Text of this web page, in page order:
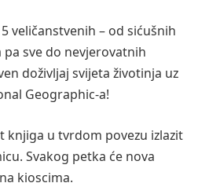
veličanstvenih – od sićušnih
pa sve do nevjerovatnih
doživljaj svijeta životinja uz
Geographic-a!
knjiga u tvrdom povezu izlazit
Svakog petka će nova
kioscima.